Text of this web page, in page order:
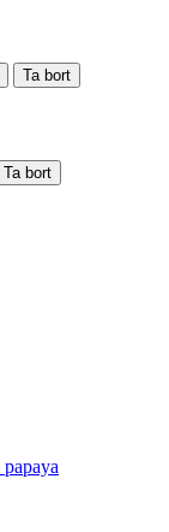
Ta bort
Ta bort